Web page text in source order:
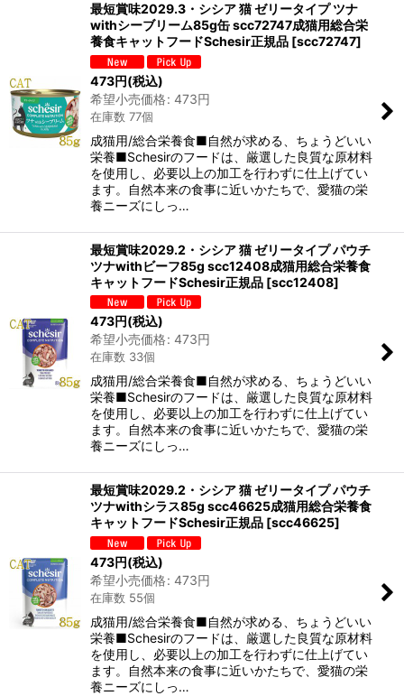
最短賞味2029.3・シシア 猫 ゼリータイプ ツナ
withシーブリーム85g缶 scc72747成猫用総合栄
養食キャットフードSchesir正規品 [scc72747]
473円(税込)
希望小売価格: 473円
在庫数 77個
成猫用/総合栄養食■自然が求める、ちょうどいい
栄養■Schesirのフードは、厳選した良質な原材料
を使用し、必要以上の加工を行わずに仕上げてい
ます。自然本来の食事に近いかたちで、愛猫の栄
養ニーズにしっ…
最短賞味2029.2・シシア 猫 ゼリータイプ パウチ
ツナwithビーフ85g scc12408成猫用総合栄養食
キャットフードSchesir正規品 [scc12408]
473円(税込)
希望小売価格: 473円
在庫数 33個
成猫用/総合栄養食■自然が求める、ちょうどいい
栄養■Schesirのフードは、厳選した良質な原材料
を使用し、必要以上の加工を行わずに仕上げてい
ます。自然本来の食事に近いかたちで、愛猫の栄
養ニーズにしっ…
最短賞味2029.2・シシア 猫 ゼリータイプ パウチ
ツナwithシラス85g scc46625成猫用総合栄養食
キャットフードSchesir正規品 [scc46625]
473円(税込)
希望小売価格: 473円
在庫数 55個
成猫用/総合栄養食■自然が求める、ちょうどいい
栄養■Schesirのフードは、厳選した良質な原材料
を使用し、必要以上の加工を行わずに仕上げてい
ます。自然本来の食事に近いかたちで、愛猫の栄
養ニーズにしっ…